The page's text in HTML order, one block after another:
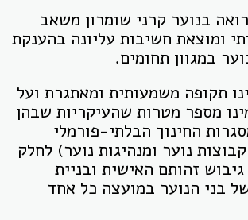
בנוער קרני שומרון משאב
ומוצאת חשיבות עליונה בהענקת
במגוון תחומים.
תקופה משמעותית ומאתגרת ועל
מספר מטרות שהעיקריות שבהן
החינוך הבלתי-פורמלי
נוער ומנהיגות נוער) לחלק
זהותם האישית ובניית
בני הנוער במועצה כל אחד